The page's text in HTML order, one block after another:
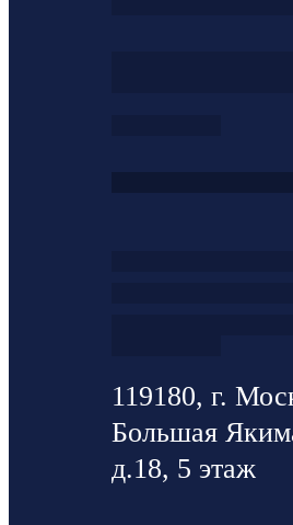
119180, г.
Большая
д.18, 5 этаж